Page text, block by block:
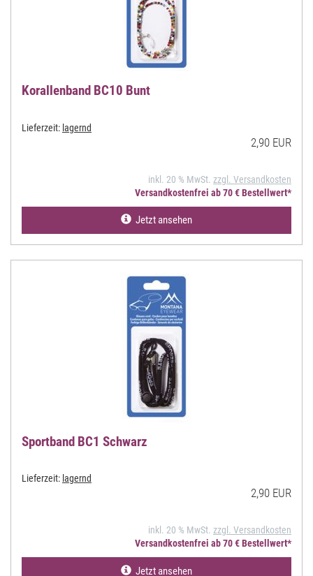
Korallenband BC10 Bunt
Lieferzeit: lagernd
2,90 EUR
inkl. 20 % MwSt. zzgl. Versandkosten
Versandkostenfrei ab 70 € Bestellwert*
Jetzt ansehen
Sportband BC1 Schwarz
Lieferzeit: lagernd
2,90 EUR
inkl. 20 % MwSt. zzgl. Versandkosten
Versandkostenfrei ab 70 € Bestellwert*
Jetzt ansehen